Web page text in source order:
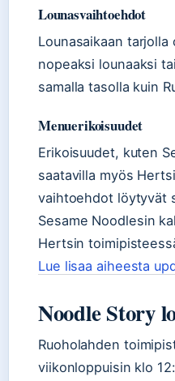
Lounasvaihtoehdot
Lounasaikaan
nopeaksi lounaaksi
samalla tasolla kuin
Menuerikoisuudet
Erikoisuudet, kuten
saatavilla myös
vaihtoehdot löytyvät
Sesame Noodlesin
Hertsin
Lue lisaa aiheesta
Noodle Story
Ruoholahden
viikonloppuisin klo